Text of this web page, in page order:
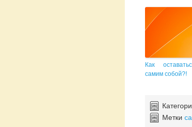
Как
самим собой?!
Метки